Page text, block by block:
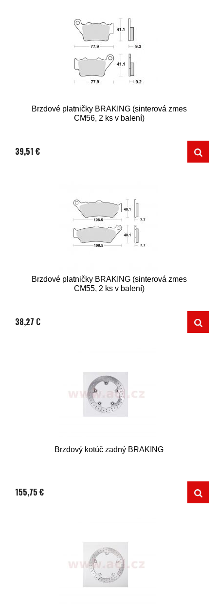
Brzdové platničky BRAKING (sinterová zmes
CM56, 2 ks v balení)
39,51 €
Brzdové platničky BRAKING (sinterová zmes
CM55, 2 ks v balení)
38,27 €
Brzdový kotúč zadný BRAKING
155,75 €